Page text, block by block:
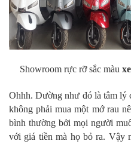
Showroom rực rỡ sắc màu
Ohhh. Dường như đó là tâm lý
không phải mua một mớ rau
bình thường bởi mọi người
với giá tiền mà họ bỏ ra. Vậy